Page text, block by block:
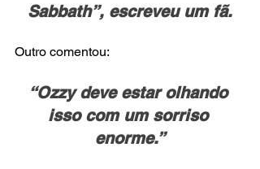
Sabbath”, escreveu um fã.
Outro comentou:
“Ozzy deve estar olhando
isso com um sorriso
enorme.”